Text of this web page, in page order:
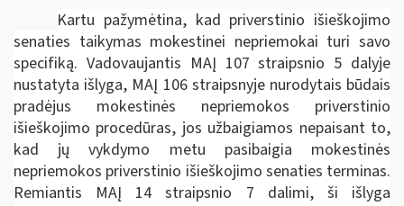
Kartu pažymėtina, kad priverstinio išieškojimo
senaties taikymas mokestinei nepriemokai turi savo
specifiką. Vadovaujantis MAĮ 107 straipsnio 5 dalyje
nustatyta išlyga, MAĮ 106 straipsnyje nurodytais būdais
pradėjus mokestinės nepriemokos priverstinio
išieškojimo procedūras, jos užbaigiamos nepaisant to,
kad jų vykdymo metu pasibaigia mokestinės
nepriemokos priverstinio išieškojimo senaties terminas.
Remiantis MAĮ 14 straipsnio 7 dalimi, ši išlyga